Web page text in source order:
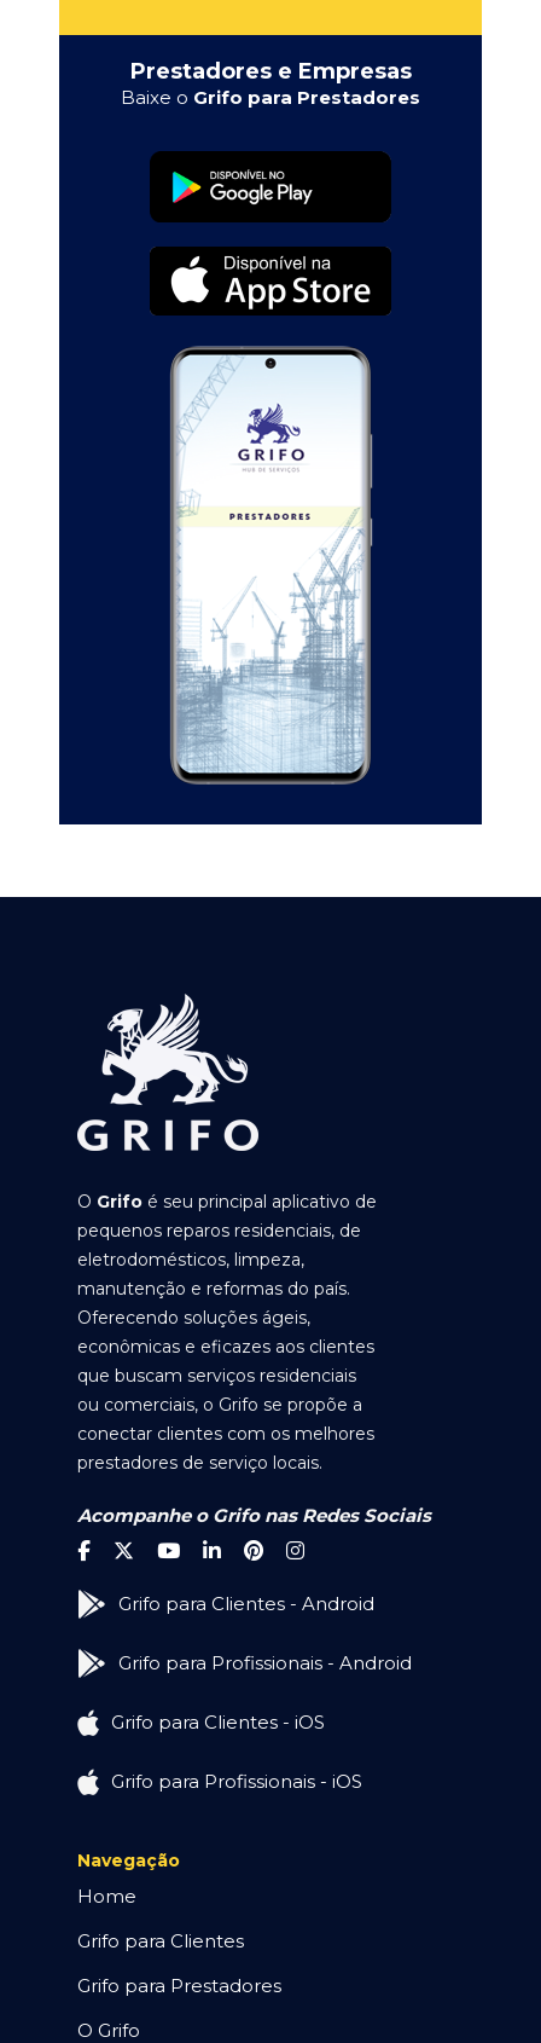
Prestadores e Empresas
Baixe o Grifo para Prestadores
O Grifo é seu principal aplicativo de
pequenos reparos residenciais, de
eletrodomésticos, limpeza,
manutenção e reformas do país.
Oferecendo soluções ágeis,
econômicas e eficazes aos clientes
que buscam serviços residenciais
ou comerciais, o Grifo se propõe a
conectar clientes com os melhores
prestadores de serviço locais.
Acompanhe o Grifo nas Redes Sociais
Grifo para Clientes - Android
Grifo para Profissionais - Android
Grifo para Clientes - iOS
Grifo para Profissionais - iOS
Navegação
Home
Grifo para Clientes
Grifo para Prestadores
O Grifo